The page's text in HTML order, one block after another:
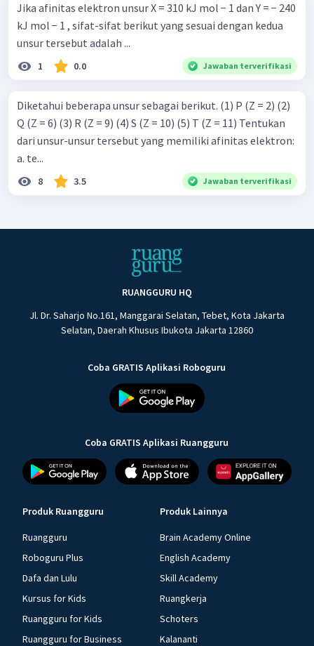
Jika afinitas elektron unsur X = 310 kJ mol − 1 dan Y = − 240
kJ mol − 1 , sifat-sifat berikut yang sesuai dengan kedua
unsur tersebut adalah ...
1 0.0 Jawaban terverifikasi
Diketahui beberapa unsur sebagai berikut. (1) P (Z = 2) (2)
Q (Z = 6) (3) R (Z = 9) (4) S (Z = 10) (5) T (Z = 11) Tentukan
dari unsur-unsur tersebut yang memiliki afinitas elektron:
a. te...
8 3.5 Jawaban terverifikasi
RUANGGURU HQ
Jl. Dr. Saharjo No.161, Manggarai Selatan, Tebet, Kota Jakarta
Selatan, Daerah Khusus Ibukota Jakarta 12860
Coba GRATIS Aplikasi Roboguru
Coba GRATIS Aplikasi Ruangguru
Produk Ruangguru
Ruangguru
Roboguru Plus
Dafa dan Lulu
Kursus for Kids
Ruangguru for Kids
Ruangguru for Business
Produk Lainnya
Brain Academy Online
English Academy
Skill Academy
Ruangkerja
Schoters
Kalananti